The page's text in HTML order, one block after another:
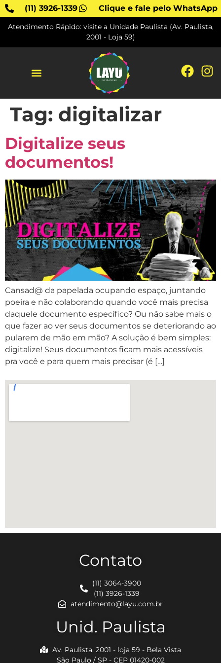
(11) 3926-1339 Clique e fale pelo WhatsApp
Atendimento Rápido: visite a Unidade Paulista (Av. Paulista,
2001 - Loja 59)
Tag: digitalizar
Digitalize seus
documentos!
Cansad@ da papelada ocupando espaço, juntando
poeira e não colaborando quando você mais precisa
daquele documento específico? Ou não sabe mais o
que fazer ao ver seus documentos se deteriorando ao
pularem de mão em mão? A solução é bem simples:
digitalize! Seus documentos ficam mais acessíveis
pra você e para quem mais precisar (é […]
Contato
(11) 3064-3900
(11) 3926-1339
atendimento@layu.com.br
Unid. Paulista
Av. Paulista, 2001 - loja 59 - Bela Vista
São Paulo / SP - CEP 01420-002